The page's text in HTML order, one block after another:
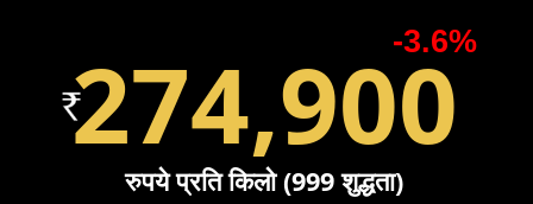
-3.6%
274,900
रुपये प्रति किलो (999 शुद्धता)